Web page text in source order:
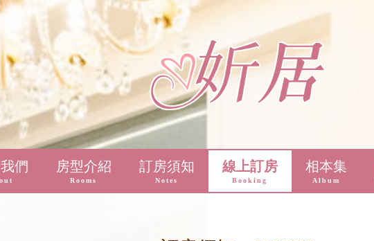
們 房型介紹
Rooms
訂房須知
Notes
線上訂房
Booking
相本集
Album